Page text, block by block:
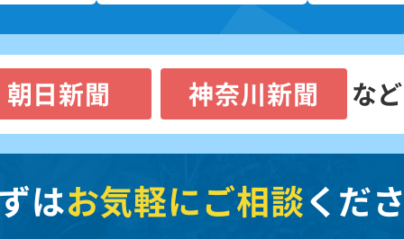
朝日新聞 神奈川新聞 な
はお気軽にご相談くだ